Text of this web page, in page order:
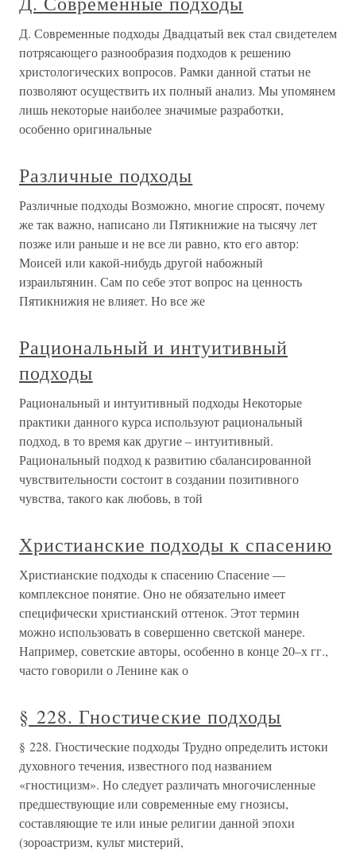
Д. Современные подходы Двадцатый век стал свидетелем
потрясающего разнообразия подходов к решению
христологических вопросов. Рамки данной статьи не
позволяют осуществить их полный анализ. Мы упомянем
лишь некоторые наиболее значимые разработки,
особенно оригинальные
Различные подходы
Различные подходы Возможно, многие спросят, почему
же так важно, написано ли Пятикнижие на тысячу лет
позже или раньше и не все ли равно, кто его автор:
Моисей или какой-нибудь другой набожный
израильтянин. Сам по себе этот вопрос на ценность
Пятикнижия не влияет. Но все же
Рациональный и интуитивный
подходы
Рациональный и интуитивный подходы Некоторые
практики данного курса используют рациональный
подход, в то время как другие – интуитивный.
Рациональный подход к развитию сбалансированной
чувствительности состоит в создании позитивного
чувства, такого как любовь, в той
Христианские подходы к спасению
Христианские подходы к спасению Спасение —
комплексное понятие. Оно не обязательно имеет
специфически христианский оттенок. Этот термин
можно использовать в совершенно светской манере.
Например, советские авторы, особенно в конце 20–х гг.,
часто говорили о Ленине как о
§ 228. Гностические подходы
§ 228. Гностические подходы Трудно определить истоки
духовного течения, известного под названием
«гностицизм». Но следует различать многочисленные
предшествующие или современные ему гнозисы,
составляющие те или иные религии данной эпохи
(зороастризм, культ мистерий,